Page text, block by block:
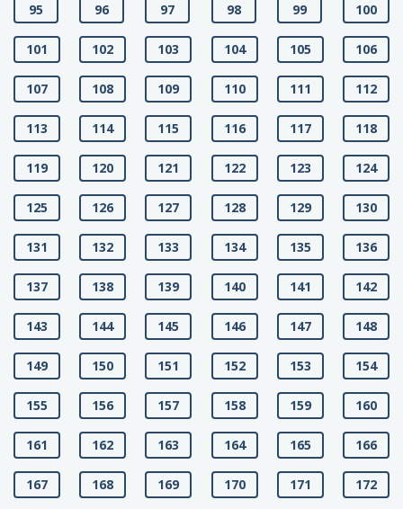
95 96 97 98 99 100
101 102 103 104 105 106
107 108 109 110 111 112
113 114 115 116 117 118
119 120 121 122 123 124
125 126 127 128 129 130
131 132 133 134 135 136
137 138 139 140 141 142
143 144 145 146 147 148
149 150 151 152 153 154
155 156 157 158 159 160
161 162 163 164 165 166
167 168 169 170 171 172